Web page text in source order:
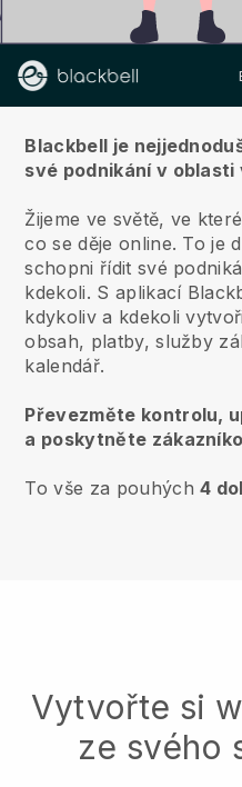
Blackbell je
své podnikání v
Žijeme ve světě, ve
co se děje online. To je
schopni řídit své
kdekoli. S aplikací
kdykoliv a kdekoli
obsah, platby, služby
kalendář.
Převezměte kontrolu,
a poskytněte
To vše za pouhých4
Vytvořte si
ze svého